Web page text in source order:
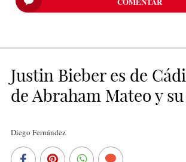
Justin Bieber es de
de Abraham Mateo y
Diego Fernández